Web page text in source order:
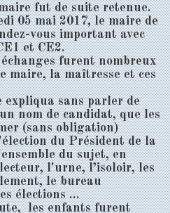
fut de suite retenue.
05 mai 2017, le maire de
vous important avec
et CE2.
furent nombreux
maire, la maîtresse et ces
expliqua sans parler de
nom de candidat, que les
(sans obligation)
du Président de la
du sujet, en
l'urne, l’isoloir, les
le bureau
élections …
les enfants furent